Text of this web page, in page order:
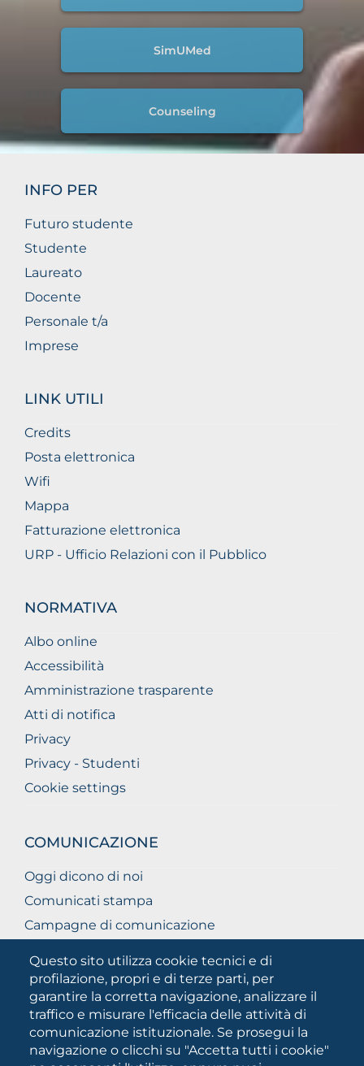
Questo sito utilizza cookie tecnici e di
profilazione, propri e di terze parti, per
garantire la corretta navigazione, analizzare il
traffico e misurare l'efficacia delle attività di
comunicazione istituzionale. Se prosegui la
navigazione o clicchi su "Accetta tutti i cookie"
SimUMed
Counseling
INFO PER
Futuro studente
Studente
Laureato
Docente
Personale t/a
Imprese
LINK UTILI
Credits
Posta elettronica
Wifi
Mappa
Fatturazione elettronica
URP - Ufficio Relazioni con il Pubblico
NORMATIVA
Albo online
Accessibilità
Amministrazione trasparente
Atti di notifica
Privacy
Privacy - Studenti
Cookie settings
COMUNICAZIONE
Oggi dicono di noi
Comunicati stampa
Campagne di comunicazione
Unifg Mag
Manuale di identità visiva
Facts and figures